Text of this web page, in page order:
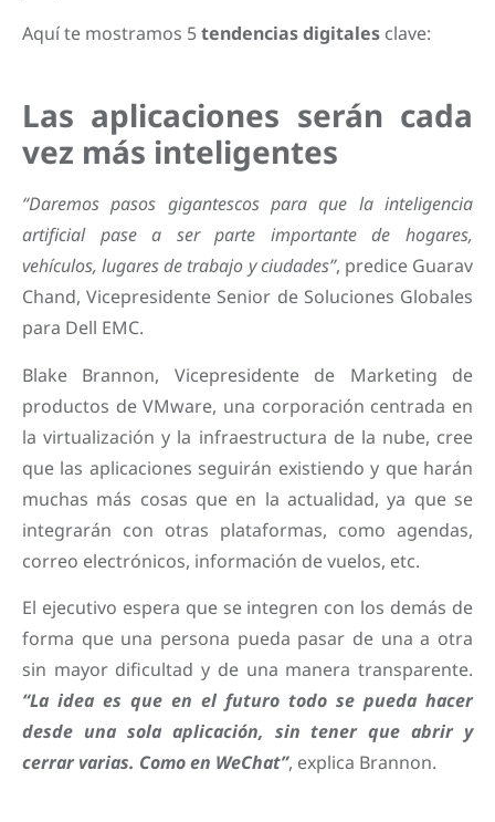
Aquí te mostramos 5tendencias digitales clave:
Las aplicaciones serán cada
vez más inteligentes
“Daremos pasos gigantescos para que la inteligencia
artificial pase a ser parte importante de hogares,
vehículos, lugares de trabajo y ciudades”, predice Guarav
Chand, Vicepresidente Senior de Soluciones Globales
para Dell EMC.
Blake Brannon, Vicepresidente de Marketing de
productos de VMware, una corporación centrada en
la virtualización y la infraestructura de la nube, cree
que las aplicaciones seguirán existiendo y que harán
muchas más cosas que en la actualidad, ya que se
integrarán con otras plataformas, como agendas,
correo electrónicos, información de vuelos, etc.
El ejecutivo espera que se integren con los demás de
forma que una persona pueda pasar de una a otra
sin mayor dificultad y de una manera transparente.
“La idea es que en el futuro todo se pueda hacer
desde una sola aplicación, sin tener que abrir y
cerrar varias. Como en WeChat”, explica Brannon.